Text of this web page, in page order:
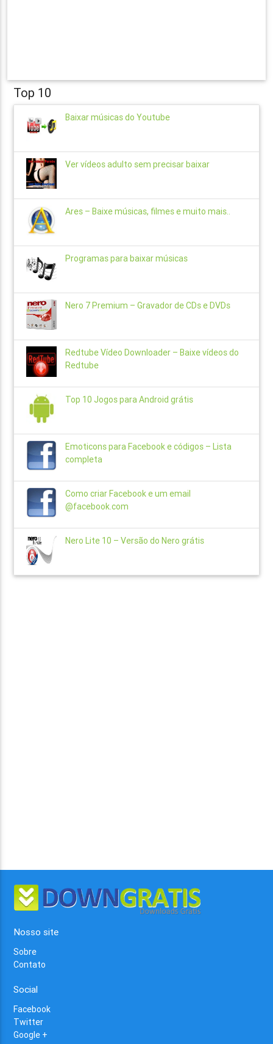
Top 10
Baixar músicas do Youtube
Ver vídeos adulto sem precisar baixar
Ares – Baixe músicas, filmes e muito mais..
Programas para baixar músicas
Nero 7 Premium – Gravador de CDs e DVDs
Redtube Vídeo Downloader – Baixe vídeos do
Redtube
Top 10 Jogos para Android grátis
Emoticons para Facebook e códigos – Lista
completa
Como criar Facebook e um email
@facebook.com
Nero Lite 10 – Versão do Nero grátis
Nosso site
Sobre
Contato
Social
Facebook
Twitter
Google +